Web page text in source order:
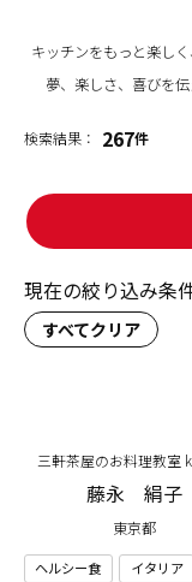
キッチンをもっと楽し
夢、楽しさ、喜びを
検索結果： 267件
現在の絞り込み条
すべてクリア
三軒茶屋のお料理教室
藤永 絹子
東京都
ヘルシー食
イタリア